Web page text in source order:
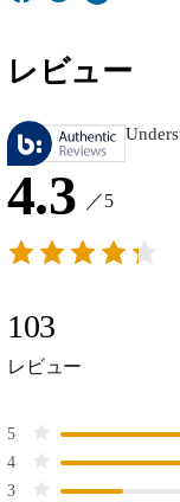
レビュー
4.3 ／5
103
レビュー
5
4
3